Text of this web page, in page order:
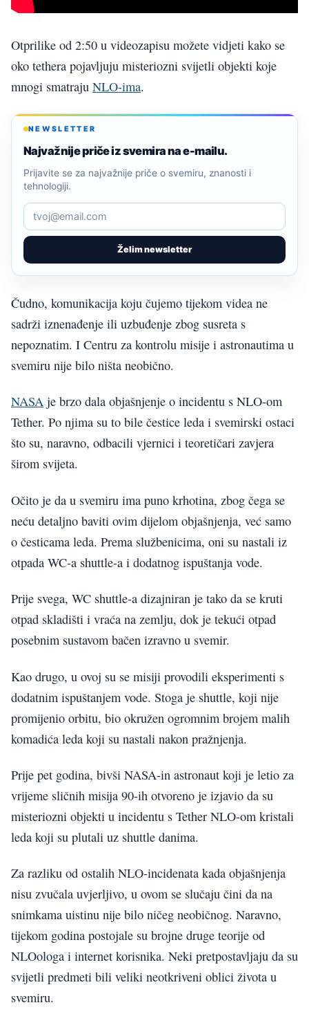
Otprilike od 2:50 u videozapisu možete vidjeti kako se
oko tethera pojavljuju misteriozni svijetli objekti koje
mnogi smatraju NLO-ima.
NEWSLETTER
Najvažnije priče iz svemira na e-mailu.
Želim newsletter
Prijavite se za najvažnije priče o svemiru, znanosti i
tehnologiji.
Čudno, komunikacija koju čujemo tijekom videa ne
sadrži iznenađenje ili uzbuđenje zbog susreta s
nepoznatim. I Centru za kontrolu misije i astronautima u
svemiru nije bilo ništa neobično.
NASA je brzo dala objašnjenje o incidentu s NLO-om
Tether. Po njima su to bile čestice leda i svemirski ostaci
što su, naravno, odbacili vjernici i teoretičari zavjera
širom svijeta.
Očito je da u svemiru ima puno krhotina, zbog čega se
neću detaljno baviti ovim dijelom objašnjenja, već samo
o česticama leda. Prema službenicima, oni su nastali iz
otpada WC-a shuttle-a i dodatnog ispuštanja vode.
Prije svega, WC shuttle-a dizajniran je tako da se kruti
otpad skladišti i vraća na zemlju, dok je tekući otpad
posebnim sustavom bačen izravno u svemir.
Kao drugo, u ovoj su se misiji provodili eksperimenti s
dodatnim ispuštanjem vode. Stoga je shuttle, koji nije
promijenio orbitu, bio okružen ogromnim brojem malih
komadića leda koji su nastali nakon pražnjenja.
Prije pet godina, bivši NASA-in astronaut koji je letio za
vrijeme sličnih misija 90-ih otvoreno je izjavio da su
misteriozni objekti u incidentu s Tether NLO-om kristali
leda koji su plutali uz shuttle danima.
Za razliku od ostalih NLO-incidenata kada objašnjenja
nisu zvučala uvjerljivo, u ovom se slučaju čini da na
snimkama uistinu nije bilo ničeg neobičnog. Naravno,
tijekom godina postojale su brojne druge teorije od
NLOologa i internet korisnika. Neki pretpostavljaju da su
svijetli predmeti bili veliki neotkriveni oblici života u
svemiru.